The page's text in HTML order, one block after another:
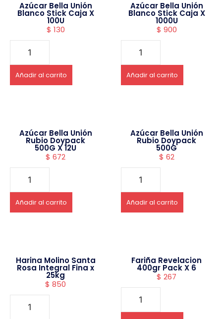
Azúcar Bella Unión
Blanco Stick Caja X
100U
$ 130
Añadir al carrito
Azúcar Bella Unión
Blanco Stick Caja X
1000U
$ 900
Añadir al carrito
Azúcar Bella Unión
Rubio Doypack
500G X 12U
$ 672
Añadir al carrito
Azúcar Bella Unión
Rubio Doypack
500G
$ 62
Añadir al carrito
Harina Molino Santa
Rosa Integral Fina x
25kg
$ 850
Fariña Revelacion
400gr Pack X 6
$ 267